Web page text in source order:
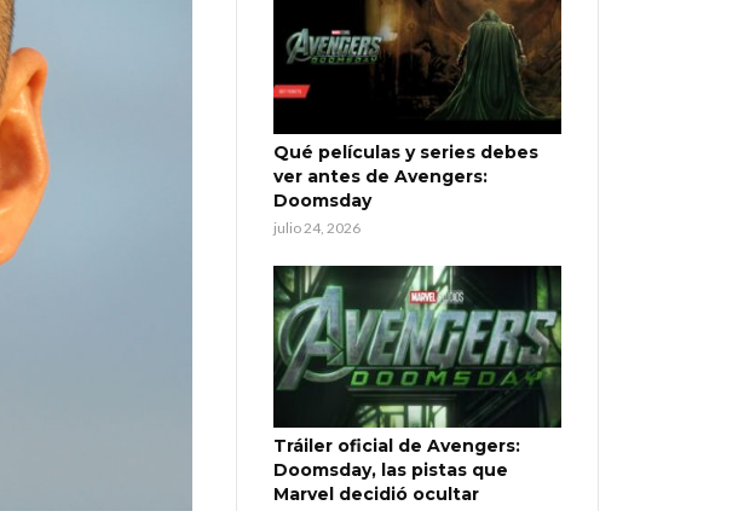
Qué películas y series debes
ver antes de Avengers:
Doomsday
julio 24, 2026
Tráiler oficial de Avengers:
Doomsday, las pistas que
Marvel decidió ocultar